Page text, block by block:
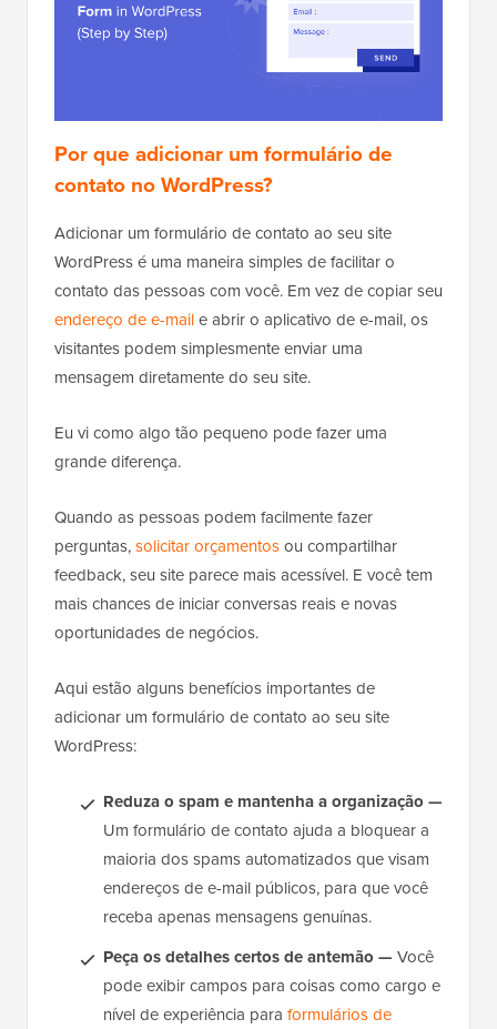
Por que adicionar um formulário de
contato no WordPress?
Adicionar um formulário de contato ao seu site
WordPress é uma maneira simples de facilitar o
contato das pessoas com você. Em vez de copiar seu
endereço de e-maile abrir o aplicativo de e-mail, os
visitantes podem simplesmente enviar uma
mensagem diretamente do seu site.
Eu vi como algo tão pequeno pode fazer uma
grande diferença.
Quando as pessoas podem facilmente fazer
perguntas,solicitar orçamentosou compartilhar
feedback, seu site parece mais acessível. E você tem
mais chances de iniciar conversas reais e novas
oportunidades de negócios.
Aqui estão alguns benefícios importantes de
adicionar um formulário de contato ao seu site
WordPress:
Reduza o spam e mantenha a organização —
Um formulário de contato ajuda a bloquear a
maioria dos spams automatizados que visam
endereços de e-mail públicos, para que você
receba apenas mensagens genuínas.
Peça os detalhes certos de antemão — Você
pode exibir campos para coisas como cargo e
nível de experiência para formulários de